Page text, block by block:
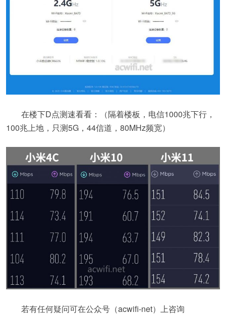
在楼下D点测速看看：（隔着楼板，电信1000兆下行，
100兆上地，只测5G，44信道，80MHz频宽）
若有任何疑问可在公众号（acwifi-net）上咨询